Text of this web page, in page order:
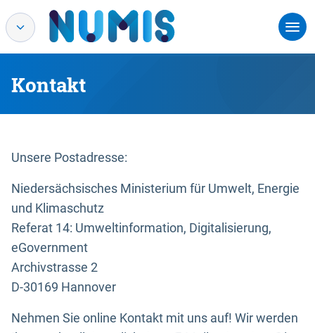
Kontakt
Unsere Postadresse:
Niedersächsisches Ministerium für Umwelt, Energie
und Klimaschutz
Referat 14: Umweltinformation, Digitalisierung,
eGovernment
Archivstrasse 2
D-30169 Hannover
Nehmen Sie online Kontakt mit uns auf! Wir werden